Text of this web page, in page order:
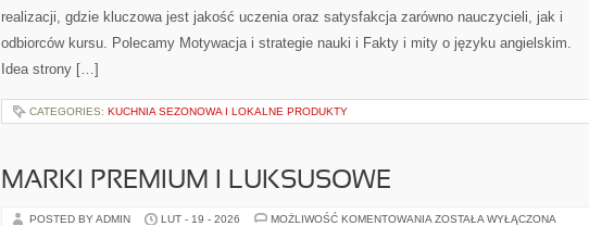
realizacji, gdzie kluczowa jest jakość uczenia oraz satysfakcja zarówno nauczycieli, jak i
odbiorców kursu. Polecamy Motywacja i strategie nauki i Fakty i mity o języku angielskim.
Idea strony […]
CATEGORIES: KUCHNIA SEZONOWA I LOKALNE PRODUKTY
MARKI PREMIUM I LUKSUSOWE
POSTED BY ADMIN LUT - 19 - 2026 MOŻLIWOŚĆ KOMENTOWANIA MARKI
ZOSTAŁA WYŁĄCZONA